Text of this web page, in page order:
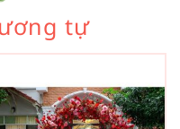
tự